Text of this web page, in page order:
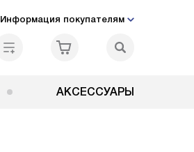
Информация покупателям
АКСЕССУАРЫ